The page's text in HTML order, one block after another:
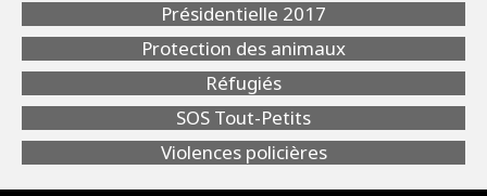
Présidentielle 2017
Protection des animaux
Réfugiés
SOS Tout-Petits
Violences policières